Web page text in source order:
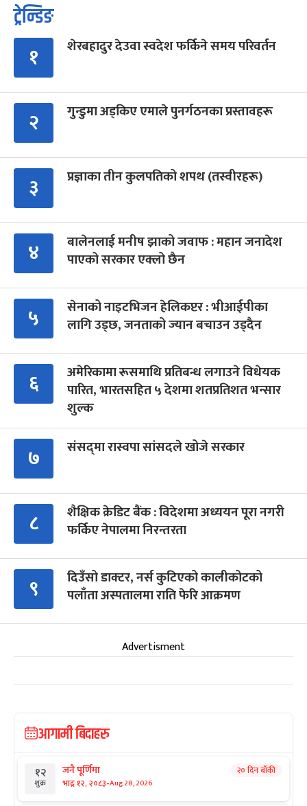
ट्रेन्डिङ
१ शेरबहादुर देउवा स्वदेश फर्किने समय परिवर्तन
२ गुन्डुमा अड्किए एमाले पुनर्गठनका प्रस्तावहरू
३ प्रज्ञाका तीन कुलपतिको शपथ (तस्वीरहरू)
४
बालेनलाई मनीष झाको जवाफ : महान जनादेश
पाएको सरकार एक्लो छैन
५
सेनाको नाइटभिजन हेलिकप्टर : भीआईपीका
लागि उड्छ, जनताको ज्यान बचाउन उड्दैन
६
अमेरिकामा रूसमाथि प्रतिबन्ध लगाउने विधेयक
पारित, भारतसहित ५ देशमा शतप्रतिशत भन्सार
शुल्क
७ संसद्‍मा रास्वपा सांसदले खोजे सरकार
८
शैक्षिक क्रेडिट बैंक : विदेशमा अध्ययन पूरा नगरी
फर्किए नेपालमा निरन्तरता
९
दिउँसो डाक्टर, नर्स कुटिएको कालीकोटको
पलाँता अस्पतालमा राति फेरि आक्रमण
Advertisment
आगामी बिदाहरु
१२
शुक्र
जनै पूर्णिमा
भाद्र १२, २०८३-Aug 28, 2026
२० दिन बाँकी